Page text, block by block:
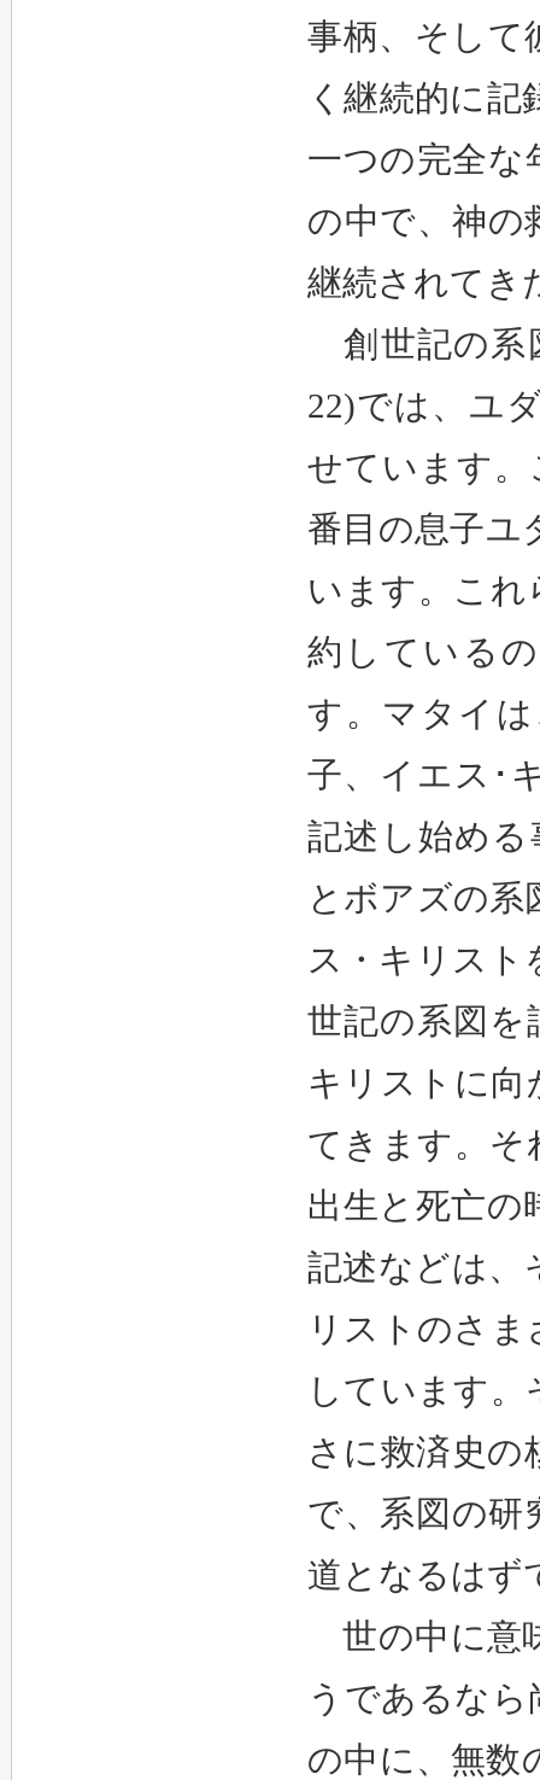
事柄、そして
く継続的に
一つの完全な
の中で、神の
継続されてき
創世記の系
22)では、ユ
せています。
番目の息子ユ
います。これ
約している
す。マタイ
子、イエス･
記述し始める
とボアズの
ス・キリスト
世記の系図
キリストに向
てきます。そ
出生と死亡の
記述などは、
リストのさ
しています
さに救済史の
で、系図の研
道となるはず
世の中に意
うであるな
の中に、無数